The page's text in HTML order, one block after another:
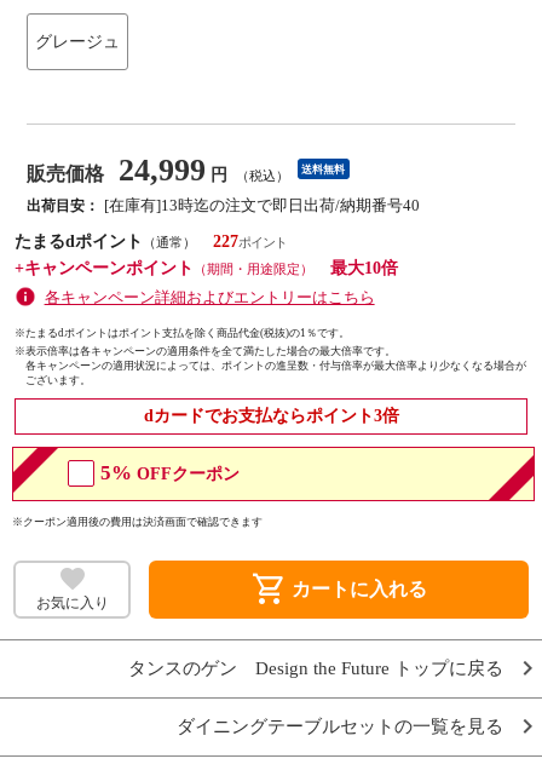
グレージュ
販売価格 24,999 円 （税込） 送料無料
出荷目安：
[在庫有]13時迄の注文で即日出荷/納期番号40
たまるdポイント
（通常）
227
+キャンペーンポイント
（期間・用途限定）
最大10倍
各キャンペーン詳細およびエントリーはこちら
※たまるdポイントはポイント支払を除く商品代金(税抜)の1％です。
※表示倍率は各キャンペーンの適用条件を全て満たした場合の最大倍率です。
各キャンペーンの適用状況によっては、ポイントの進呈数・付与倍率が最大倍率より少なくなる場合が
ございます。
dカードでお支払ならポイント3倍
5% OFFクーポン
※クーポン適用後の費用は決済画面で確認できます
お気に入り shopping_cart カートに入れる
タンスのゲン Design the Future トップに戻る
ダイニングテーブルセットの一覧を見る